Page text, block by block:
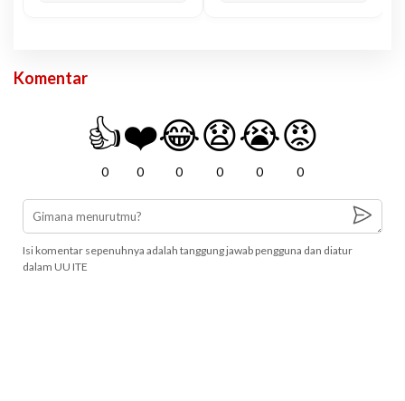
Komentar
👍
0
❤️
0
😂
0
😧
0
😭
0
😡
0
Isi komentar sepenuhnya adalah tanggung jawab pengguna dan diatur
dalam UU ITE